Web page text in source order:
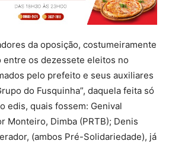
da oposição, costumeiramente
entre os dezessete eleitos no
pelo prefeito e seus auxiliares
do Fusquinha”, daquela feita só
edis, quais fossem: Genival
Monteiro, Dimba (PRTB); Denis
(ambos Pré-Solidariedade), já